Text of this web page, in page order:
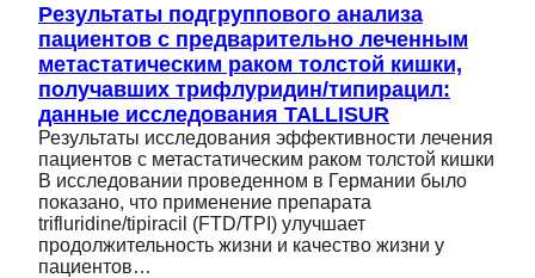
Результаты подгруппового анализа
пациентов с предварительно леченным
метастатическим раком толстой кишки,
получавших трифлуридин/типирацил:
данные исследования TALLISUR
Результаты исследования эффективности лечения
пациентов с метастатическим раком толстой кишки
В исследовании проведенном в Германии было
показано, что применение препарата
trifluridine/tipiracil (FTD/TPI) улучшает
продолжительность жизни и качество жизни у
пациентов…